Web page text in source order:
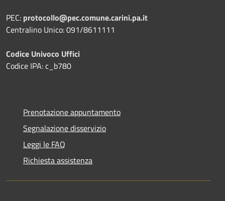
PEC: protocollo@pec.comune.carini.pa.it
Centralino Unico: 091/8611111
Codice Univoco Uffici
Codice IPA: c_b780
Prenotazione appuntamento
Segnalazione disservizio
Leggi le FAQ
Richiesta assistenza